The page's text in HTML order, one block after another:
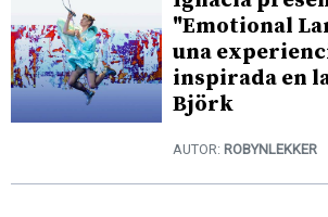
"Emotional
una
inspirada en
Björk
AUTOR: ROBYNLEKKER